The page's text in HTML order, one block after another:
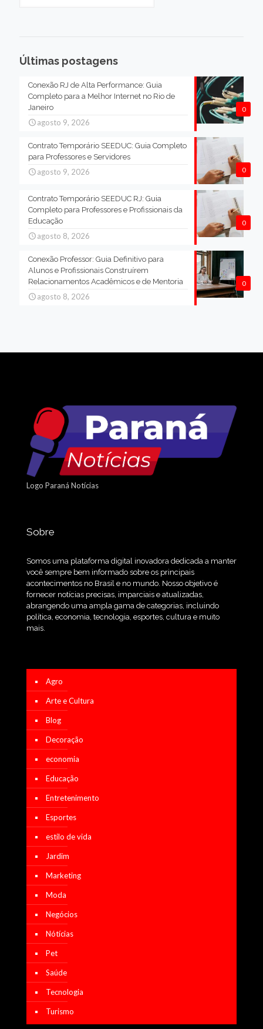
Últimas postagens
0
Conexão RJ de Alta Performance: Guia
Completo para a Melhor Internet no Rio de
Janeiro
agosto 9, 2026
0
Contrato Temporário SEEDUC: Guia Completo
para Professores e Servidores
agosto 9, 2026
0
Contrato Temporário SEEDUC RJ: Guia
Completo para Professores e Profissionais da
Educação
agosto 8, 2026
0
Conexão Professor: Guia Definitivo para
Alunos e Profissionais Construírem
Relacionamentos Acadêmicos e de Mentoria
agosto 8, 2026
Logo Paraná Notícias
Sobre
Somos uma plataforma digital inovadora dedicada a manter
você sempre bem informado sobre os principais
acontecimentos no Brasil e no mundo. Nosso objetivo é
fornecer notícias precisas, imparciais e atualizadas,
abrangendo uma ampla gama de categorias, incluindo
política, economia, tecnologia, esportes, cultura e muito
mais.
Agro
Arte e Cultura
Blog
Decoração
economia
Educação
Entretenimento
Esportes
estilo de vida
Jardim
Marketing
Moda
Negócios
Nótícias
Pet
Saúde
Tecnologia
Turismo